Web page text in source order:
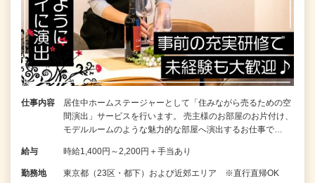
仕事内容
居住中ホームステージャーとして「住みながら売るための空
間演出」サービスを行います。 売主様のお部屋のお片付け、
モデルルームのような魅力的な部屋へ演出するお仕事で…
給与 時給1,400円～2,200円＋手当あり
勤務地 東京都（23区・都下）および近郊エリア ※直行直帰OK